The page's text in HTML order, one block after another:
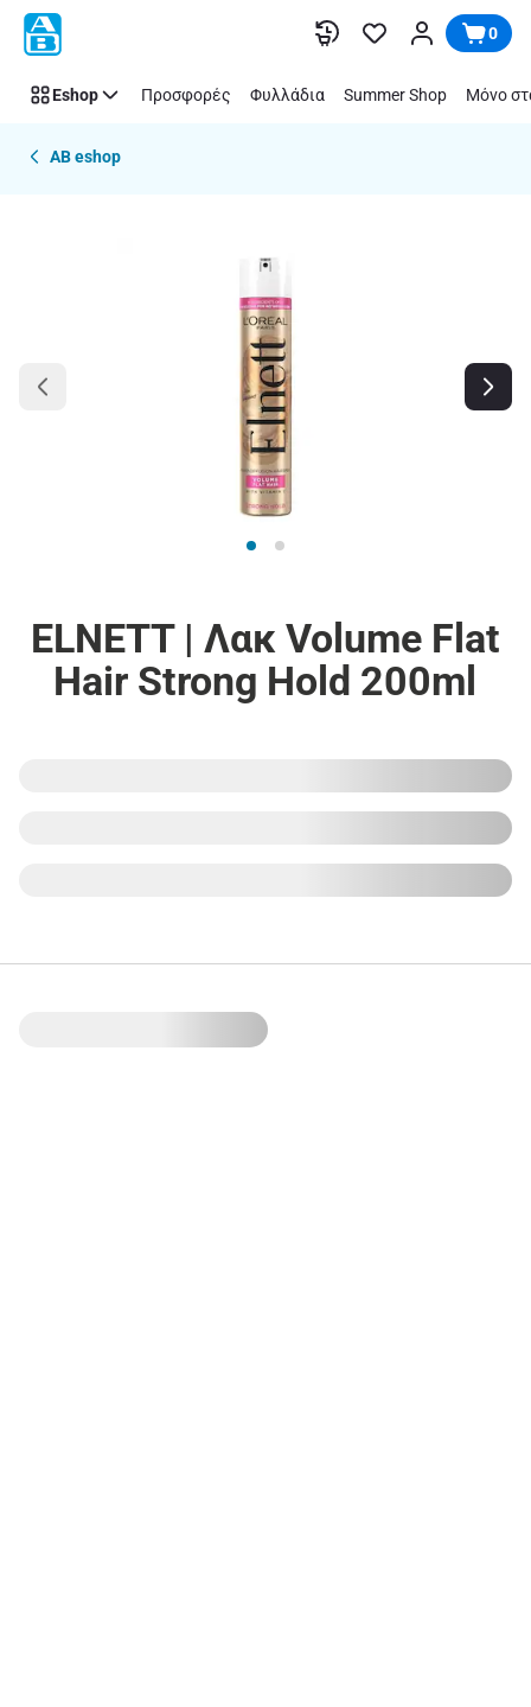
Παράλειψη 0
Eshop Προσφορές Φυλλάδια Summer Shop Μόνο
AB eshop
ELNETT | Λακ Volume Flat
Hair Strong Hold 200ml